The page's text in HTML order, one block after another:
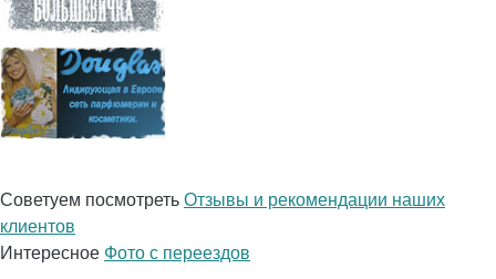
Советуем посмотреть Отзывы и рекомендации наших
клиентов
Интересное Фото с переездов